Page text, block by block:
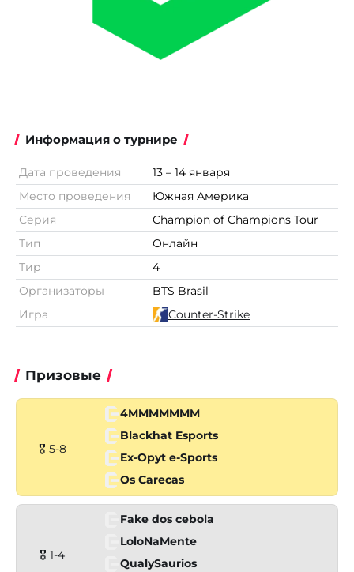
Информация о турнире
Дата проведения
13 – 14 января
Место проведения
Южная Америка
Серия
Champion of Champions Tour
Тип
Онлайн
Тир
4
Организаторы
BTS Brasil
Игра
Counter-Strike
Призовые
🎖 5-8
4MMMMMMM
Blackhat Esports
Ex-Opyt e-Sports
Os Carecas
🎖 1-4
Fake dos cebola
LoloNaMente
QualySaurios